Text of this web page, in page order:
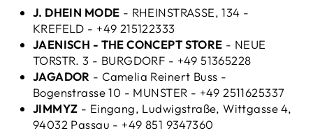
J. DHEIN MODE - RHEINSTRASSE, 134 -
KREFELD - +49 215122333
JAENISCH - THE CONCEPT STORE - NEUE
TORSTR. 3 - BURGDORF - +49 51365228
JAGADOR - Camelia Reinert Buss -
Bogenstrasse 10 - MUNSTER - +49 2511625337
JIMMYZ - Eingang, Ludwigstraße, Wittgasse 4,
94032 Passau - +49 851 9347360